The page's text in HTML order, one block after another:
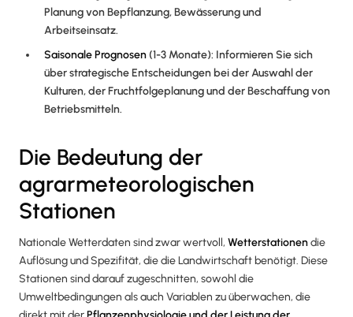
Planung von Bepflanzung, Bewässerung und
Arbeitseinsatz.
Saisonale Prognosen(1-3 Monate): Informieren Sie sich
über strategische Entscheidungen bei der Auswahl der
Kulturen, der Fruchtfolgeplanung und der Beschaffung von
Betriebsmitteln.
Die Bedeutung der
agrarmeteorologischen
Stationen
Nationale Wetterdaten sind zwar wertvoll, Wetterstationendie
Auflösung und Spezifität, die die Landwirtschaft benötigt. Diese
Stationen sind darauf zugeschnitten, sowohl die
Umweltbedingungen als auch Variablen zu überwachen, die